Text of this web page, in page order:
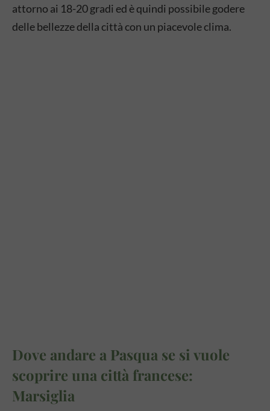
attorno ai 18-20 gradi ed è quindi possibile godere
delle bellezze della città con un piacevole clima.
Dove andare a Pasqua se si vuole
scoprire una città francese:
Marsiglia